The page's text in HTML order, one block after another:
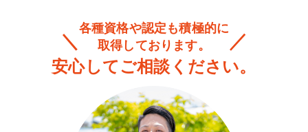
各種資格や認定も積極的に
取得しております。
安心してご相談ください。